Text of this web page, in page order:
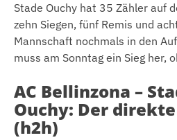
Stade Ouchy hat 35 Zähler auf
zehn Siegen, fünf Remis und
Mannschaft nochmals in den
muss am Sonntag ein Sieg her,
AC Bellinzona –
Ouchy: Der
(h2h)